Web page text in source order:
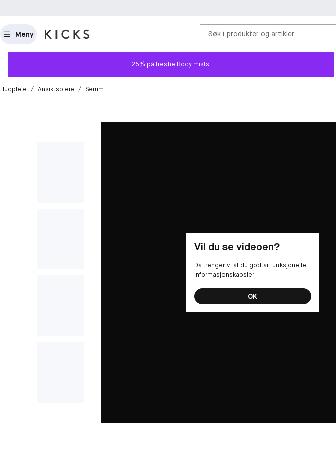
Meny Søk i produkter og artikler
25% på freshe Body mists!
Hudpleie / Ansiktspleie / Serum
Vil du se videoen?
Da trenger vi at du godtar funksjonelle
informasjonskapsler
OK